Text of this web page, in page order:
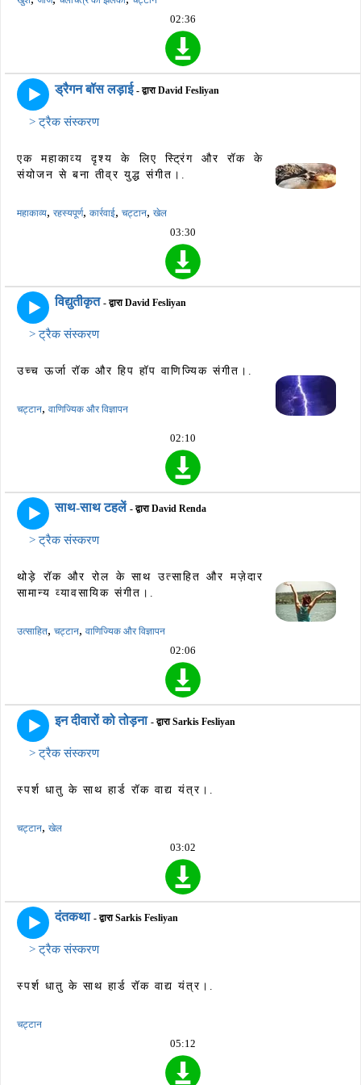
02:36
ड्रैगन बॉस लड़ाई - द्वारा David Fesliyan
> ट्रैक संस्करण
एक महाकाव्य दृश्य के लिए स्ट्रिंग और रॉक के
संयोजन से बना तीव्र युद्ध संगीत।.
महाकाव्य, रहस्यपूर्ण, कार्रवाई, चट्टान, खेल
03:30
विद्युतीकृत - द्वारा David Fesliyan
> ट्रैक संस्करण
उच्च ऊर्जा रॉक और हिप हॉप वाणिज्यिक संगीत।.
चट्टान, वाणिज्यिक और विज्ञापन
02:10
साथ-साथ टहलें - द्वारा David Renda
> ट्रैक संस्करण
थोड़े रॉक और रोल के साथ उत्साहित और मज़ेदार
सामान्य व्यावसायिक संगीत।.
उत्साहित, चट्टान, वाणिज्यिक और विज्ञापन
02:06
इन दीवारों को तोड़ना - द्वारा Sarkis Fesliyan
> ट्रैक संस्करण
स्पर्श धातु के साथ हार्ड रॉक वाद्य यंत्र।.
चट्टान, खेल
03:02
दंतकथा - द्वारा Sarkis Fesliyan
> ट्रैक संस्करण
स्पर्श धातु के साथ हार्ड रॉक वाद्य यंत्र।.
चट्टान
05:12